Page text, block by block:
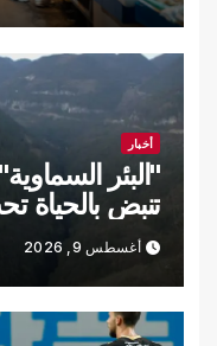
أخبار
"البئر
عامأغسطس 9, 2026